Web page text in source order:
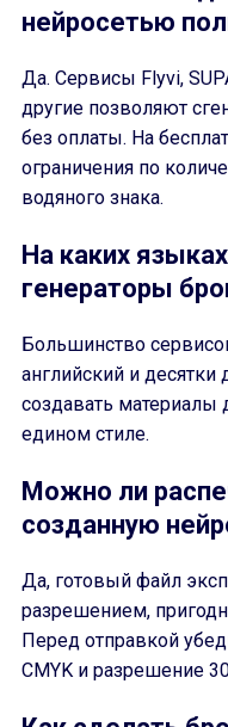
нейросетью
Да. Сервисы Flyvi,
другие позволяют
без оплаты. На
ограничения по
водяного знака.
На каких
генераторы
Большинство
английский и десятки
создавать
едином стиле.
Можно ли
созданную
Да, готовый файл
разрешением,
Перед отправкой
CMYK и разрешение